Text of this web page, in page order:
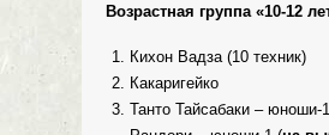
Возрастная группа «10-12
Кихон Вадза (10 техник)
Какаригейко
Танто Тайсабаки – юноши-